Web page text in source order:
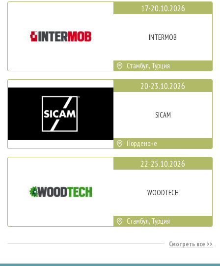
17-20.10.2026
INTERMOB
Стамбул, Турция
20-23.10.2026
SICAM
Порденоне
22-25.10.2026
WOODTECH
Стамбул, Турция
Смотреть все